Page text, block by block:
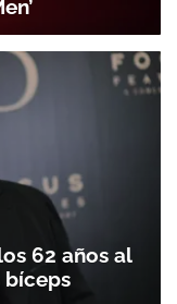
62 años al
bíceps